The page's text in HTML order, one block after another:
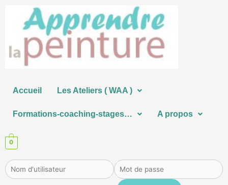
contenu
Accueil Les Ateliers ( WAA )
Formations-coaching-stages… A propos
0